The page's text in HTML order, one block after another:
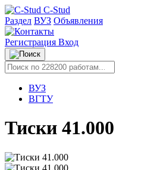
C-Stud
Раздел ВУЗ Объявления
Регистрация Вход
ВУЗ
ВГТУ
Тиски 41.000